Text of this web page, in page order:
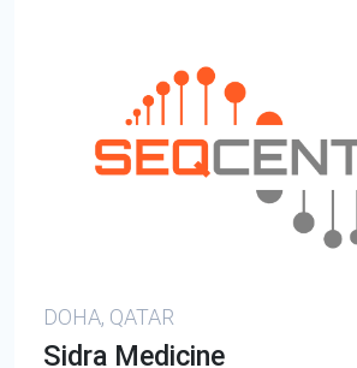
DOHA, QATAR
Sidra Medicine